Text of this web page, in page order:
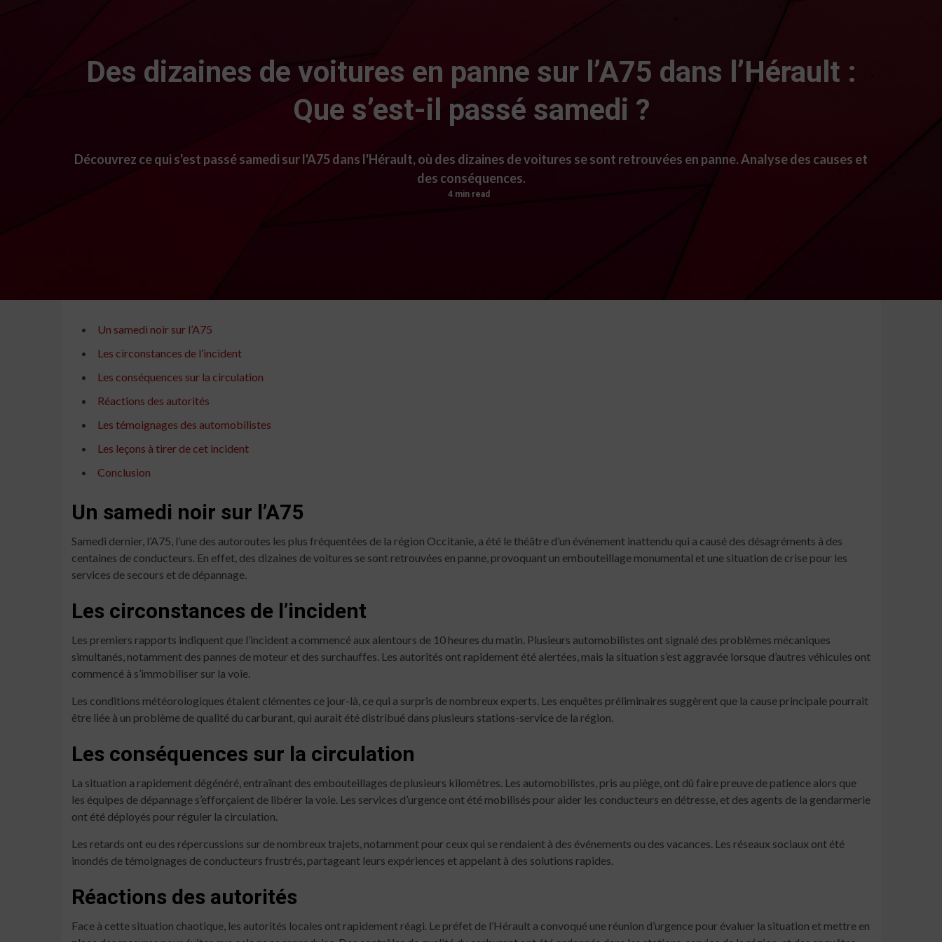
Des dizaines de voitures en panne sur l’A75 dans l’Hérault :
Que s’est-il passé samedi ?
Découvrez ce qui s'est passé samedi sur l'A75 dans l'Hérault, où des dizaines de voitures se sont retrouvées en panne. Analyse des causes et
des conséquences.
4 min read
Un samedi noir sur l’A75
Les circonstances de l’incident
Les conséquences sur la circulation
Réactions des autorités
Les témoignages des automobilistes
Les leçons à tirer de cet incident
Conclusion
Un samedi noir sur l’A75
Samedi dernier, l’A75, l’une des autoroutes les plus fréquentées de la région Occitanie, a été le théâtre d’un événement inattendu qui a causé des désagréments à des
centaines de conducteurs. En effet, des dizaines de voitures se sont retrouvées en panne, provoquant un embouteillage monumental et une situation de crise pour les
services de secours et de dépannage.
Les circonstances de l’incident
Les premiers rapports indiquent que l’incident a commencé aux alentours de 10 heures du matin. Plusieurs automobilistes ont signalé des problèmes mécaniques
simultanés, notamment des pannes de moteur et des surchauffes. Les autorités ont rapidement été alertées, mais la situation s’est aggravée lorsque d’autres véhicules ont
commencé à s’immobiliser sur la voie.
Les conditions météorologiques étaient clémentes ce jour-là, ce qui a surpris de nombreux experts. Les enquêtes préliminaires suggèrent que la cause principale pourrait
être liée à un problème de qualité du carburant, qui aurait été distribué dans plusieurs stations-service de la région.
Les conséquences sur la circulation
La situation a rapidement dégénéré, entraînant des embouteillages de plusieurs kilomètres. Les automobilistes, pris au piège, ont dû faire preuve de patience alors que
les équipes de dépannage s’efforçaient de libérer la voie. Les services d’urgence ont été mobilisés pour aider les conducteurs en détresse, et des agents de la gendarmerie
ont été déployés pour réguler la circulation.
Les retards ont eu des répercussions sur de nombreux trajets, notamment pour ceux qui se rendaient à des événements ou des vacances. Les réseaux sociaux ont été
inondés de témoignages de conducteurs frustrés, partageant leurs expériences et appelant à des solutions rapides.
Réactions des autorités
Face à cette situation chaotique, les autorités locales ont rapidement réagi. Le préfet de l’Hérault a convoqué une réunion d’urgence pour évaluer la situation et mettre en